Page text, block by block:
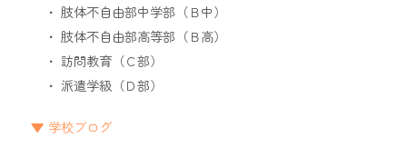
肢体不自由部中学部（Ｂ中）
肢体不自由部高等部（Ｂ高）
訪問教育（Ｃ部）
派遣学級（Ｄ部）
学校ブログ